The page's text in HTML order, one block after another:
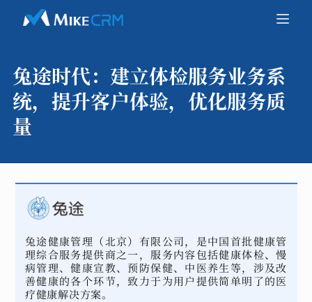
兔途时代： 建立体检服务业务系
统，提升客户体验，优化服务质
量
兔途健康管理（北京）有限公司，是中国首批健康管
理综合服务提供商之一，服务内容包括健康体检、慢
病管理、健康宣教、预防保健、中医养生等，涉及改
善健康的各个环节，致力于为用户提供简单明了的医
疗健康解决方案。